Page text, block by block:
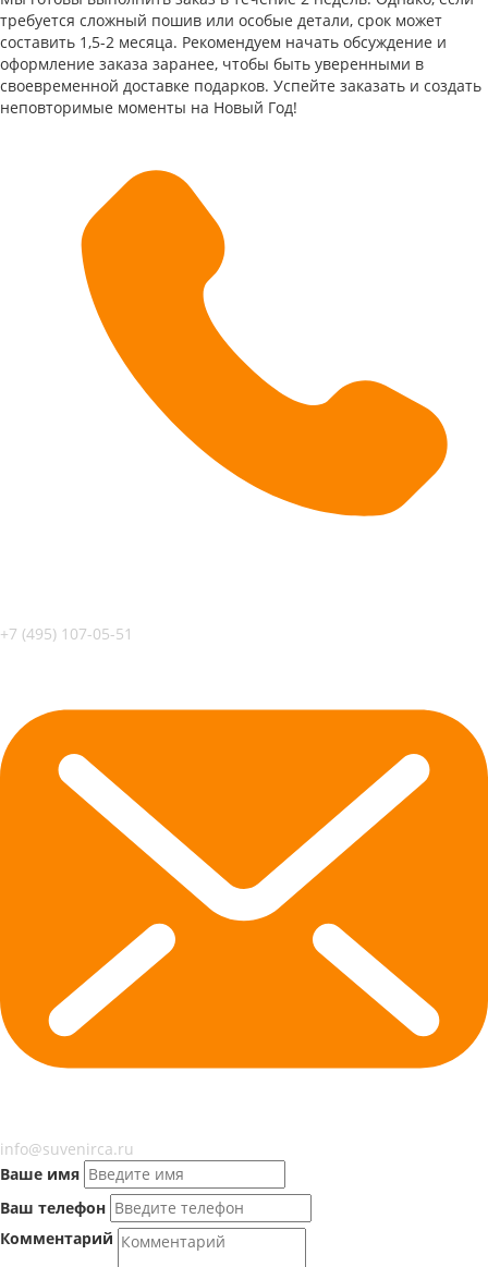
требуется сложный пошив или особые детали, срок может
составить 1,5-2 месяца. Рекомендуем начать обсуждение и
оформление заказа заранее, чтобы быть уверенными в
своевременной доставке подарков. Успейте заказать и создать
неповторимые моменты на Новый Год!
+7 (495) 107-05-51
info@suvenirca.ru
Ваше имя
Ваш телефон
Комментарий